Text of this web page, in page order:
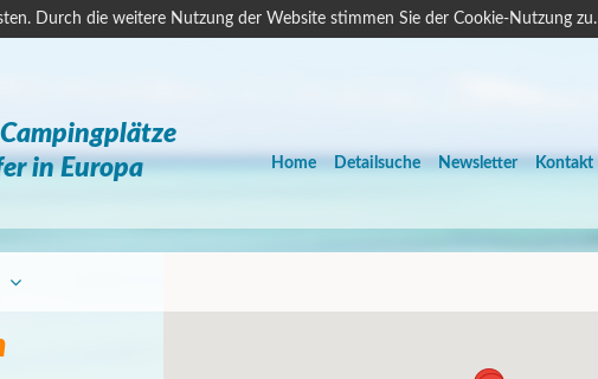
Durch die weitere Nutzung der Website stimmen Sie der Cookie-Nutzung zu.
in Europa
Home Detailsuche Newsletter Kontakt